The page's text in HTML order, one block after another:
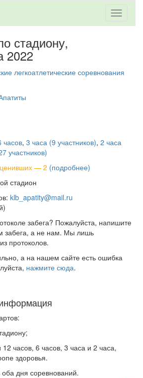
Toggle
стадиону,
2022
легкоатлетические соревнования
часов, 3 часа (9 участников), 2 часа
участников)
— 2 (подробнее)
стадион
klb_apatity@mail.ru
забега? Пожалуйста, напишите
забега, а не нам. Мы лишь
протоколов.
а на нашем сайте есть ошибка
нажмите сюда.
12 часов, 6 часов, 3 часа и 2 часа,
здоровья.
оба дня соревнований.